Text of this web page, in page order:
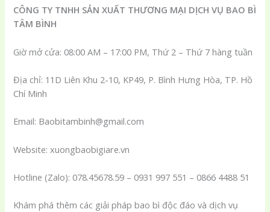
CÔNG TY TNHH SẢN XUẤT THƯƠNG MẠI DỊCH VỤ BAO BÌ
TÂM BÌNH
Giờ mở cửa: 08:00 AM – 17:00 PM, Thứ 2 – Thứ 7 hàng tuần
Địa chỉ: 11D Liên Khu 2-10, KP49, P. Bình Hưng Hòa, TP. Hồ
Chí Minh
Email: Baobitambinh@gmail.com
Website: xuongbaobigiare.vn
Hotline (Zalo): 078.45678.59 – 0931 997 551 – 0866 4488 51
Khám phá thêm các giải pháp bao bì độc đáo và dịch vụ